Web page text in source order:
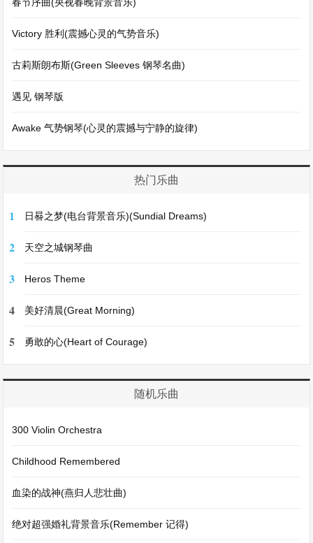
Victory 胜利(震撼心灵的气势音乐)
古莉斯朗布斯(Green Sleeves 钢琴名曲)
遇见 钢琴版
Awake 气势钢琴(心灵的震撼与宁静的旋律)
热门乐曲
1 日晷之梦(电台背景音乐)(Sundial Dreams)
2 天空之城钢琴曲
3 Heros Theme
4 美好清晨(Great Morning)
5 勇敢的心(Heart of Courage)
随机乐曲
300 Violin Orchestra
Childhood Remembered
血染的战神(燕归人悲壮曲)
绝对超强婚礼背景音乐(Remember 记得)